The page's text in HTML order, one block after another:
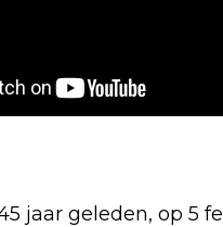
jaar geleden, op 5